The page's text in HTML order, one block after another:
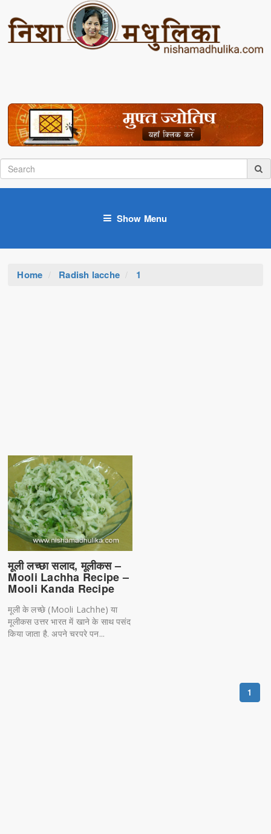
Show Menu
Home Radish lacche 1
मूली लच्छा सलाद, मूलीकस –
Mooli Lachha Recipe –
Mooli Kanda Recipe
मूली के लच्छे (Mooli Lachhe) या
मूलीकस उत्तर भारत में खाने के साथ पसंद
किया जाता है. अपने चरपरे पन...
1